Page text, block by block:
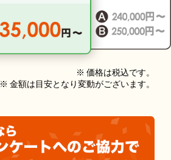
※ 価格は税込です。
※ 金額は目安となり変動がございます。